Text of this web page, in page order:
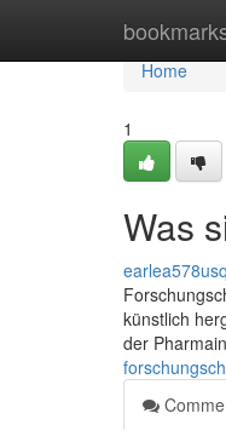
Home
Home
1
Was
künstlich
der